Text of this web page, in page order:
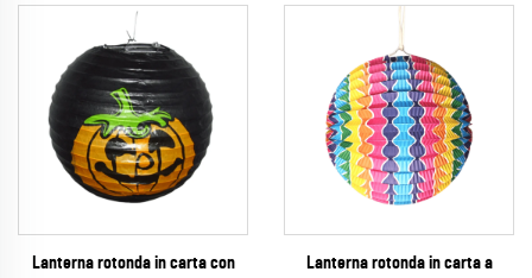
Lanterna rotonda in carta con
Lanterna rotonda in carta a